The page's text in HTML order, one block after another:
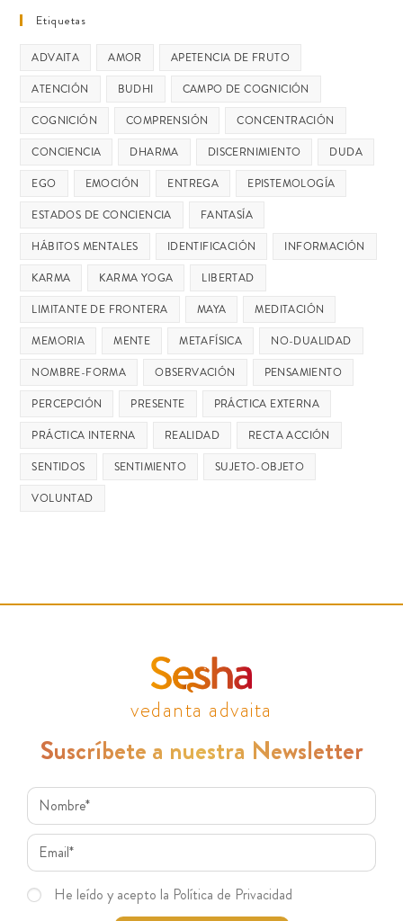
Etiquetas
ADVAITA AMOR
APETENCIA DE FRUTO
ATENCIÓN
BUDHI
CAMPO DE COGNICIÓN
COGNICIÓN
COMPRENSIÓN
CONCENTRACIÓN
CONCIENCIA
DHARMA DISCERNIMIENTO
DUDA
EGO
EMOCIÓN ENTREGA
EPISTEMOLOGÍA
ESTADOS DE CONCIENCIA
FANTASÍA
HÁBITOS MENTALES
IDENTIFICACIÓN
INFORMACIÓN
KARMA
KARMA YOGA
LIBERTAD
LIMITANTE DE FRONTERA
MAYA
MEDITACIÓN
MEMORIA
MENTE METAFÍSICA
NO-DUALIDAD
NOMBRE-FORMA
OBSERVACIÓN
PENSAMIENTO
PERCEPCIÓN
PRESENTE
PRÁCTICA EXTERNA
PRÁCTICA INTERNA
REALIDAD
RECTA ACCIÓN
SENTIDOS
SENTIMIENTO
SUJETO-OBJETO
VOLUNTAD
vedanta advaita
Suscríbete a nuestra Newsletter
He leído y acepto la Política de Privacidad